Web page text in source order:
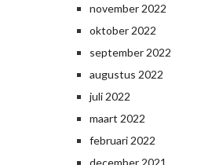
november 2022
oktober 2022
september 2022
augustus 2022
juli 2022
maart 2022
februari 2022
december 2021